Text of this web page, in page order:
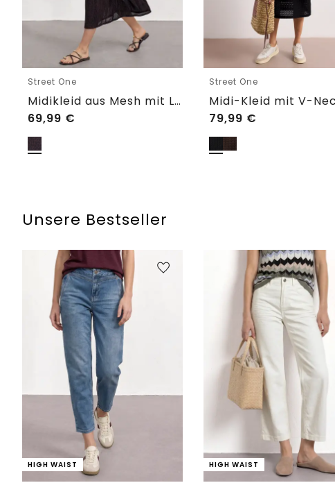
Street One
Midikleid aus Mesh mit Leo-Print
69,99 €
Street One
79,99 €
Unsere Bestseller
HIGH WAIST HIGH WAIST